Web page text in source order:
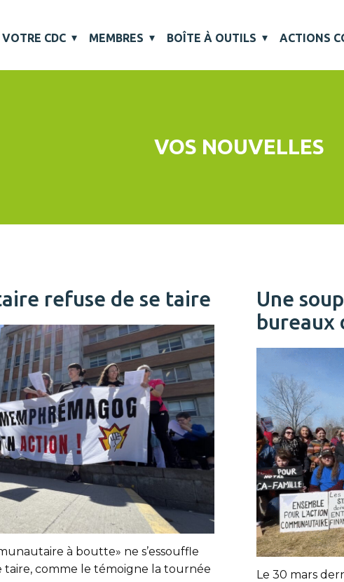
VOTRE CDC MEMBRES BOÎTE À OUTILS ACTIONS
VOS NOUVELLES
refuse de se taire
à boutte» ne s’essouffle
taire, comme le témoigne la tournée
Une
bureaux
Le 30 mars